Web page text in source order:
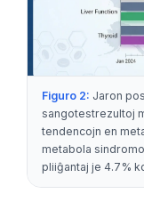
Figuro 2: Jaron
sangotestrezultoj
tendencojn en
metabola
pliiĝantaj je 4.7%